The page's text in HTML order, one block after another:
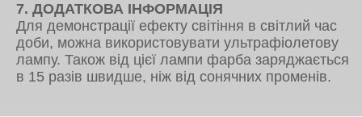
7. ДОДАТКОВА ІНФОРМАЦІЯ
Для демонстрації ефекту світіння в світлий час
доби, можна використовувати ультрафіолетову
лампу. Також від цієї лампи фарба заряджається
в 15 разів швидше, ніж від сонячних променів.